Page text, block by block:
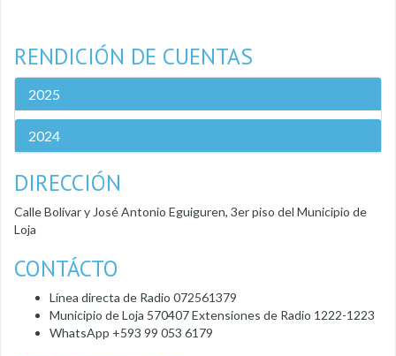
RENDICIÓN DE CUENTAS
2025
2024
DIRECCIÓN
Calle Bolívar y José Antonio Eguiguren, 3er piso del Municipio de
Loja
CONTÁCTO
Línea directa de Radio 072561379
Municipio de Loja 570407 Extensiones de Radio 1222-1223
WhatsApp +593 99 053 6179